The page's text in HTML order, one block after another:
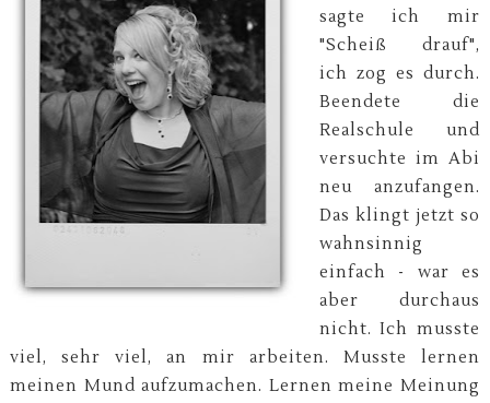
sagte ich mir
"Scheiß drauf",
ich zog es durch.
Beendete die
Realschule und
versuchte im Abi
neu anzufangen.
Das klingt jetzt so
wahnsinnig
einfach - war es
aber durchaus
nicht. Ich musste
viel, sehr viel, an mir arbeiten. Musste lernen
meinen Mund aufzumachen. Lernen meine Meinung